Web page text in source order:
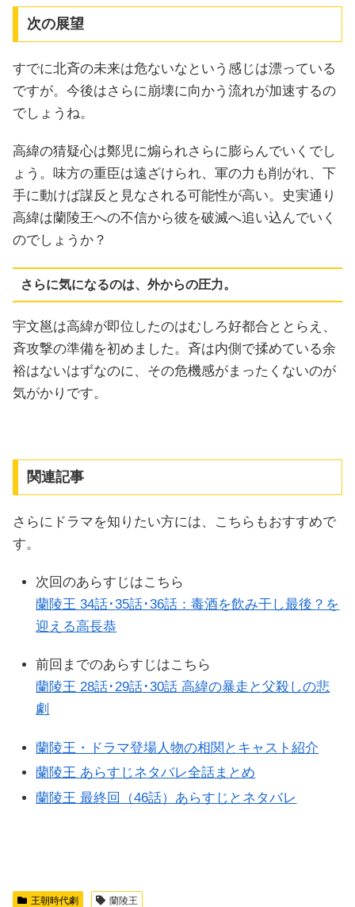
次の展望
すでに北斉の未来は危ないなという感じは漂っている
ですが。今後はさらに崩壊に向かう流れが加速するの
でしょうね。
高緯の猜疑心は鄭児に煽られさらに膨らんでいくでし
ょう。味方の重臣は遠ざけられ、軍の力も削がれ、下
手に動けば謀反と見なされる可能性が高い。史実通り
高緯は蘭陵王への不信から彼を破滅へ追い込んでいく
のでしょうか？
さらに気になるのは、外からの圧力。
宇文邕は高緯が即位したのはむしろ好都合ととらえ、
斉攻撃の準備を初めました。斉は内側で揉めている余
裕はないはずなのに、その危機感がまったくないのが
気がかりです。
関連記事
さらにドラマを知りたい方には、こちらもおすすめで
す。
次回のあらすじはこちら
蘭陵王 34話･35話･36話：毒酒を飲み干し最後？を
迎える高長恭
前回までのあらすじはこちら
蘭陵王 28話･29話･30話 高緯の暴走と父殺しの悲
劇
蘭陵王・ドラマ登場人物の相関とキャスト紹介
蘭陵王 あらすじネタバレ全話まとめ
蘭陵王 最終回（46話）あらすじとネタバレ
王朝時代劇 蘭陵王